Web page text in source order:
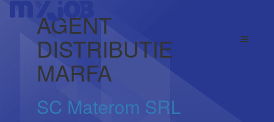
AGENT
DISTRIBUTIE
MARFA
SC Materom SRL